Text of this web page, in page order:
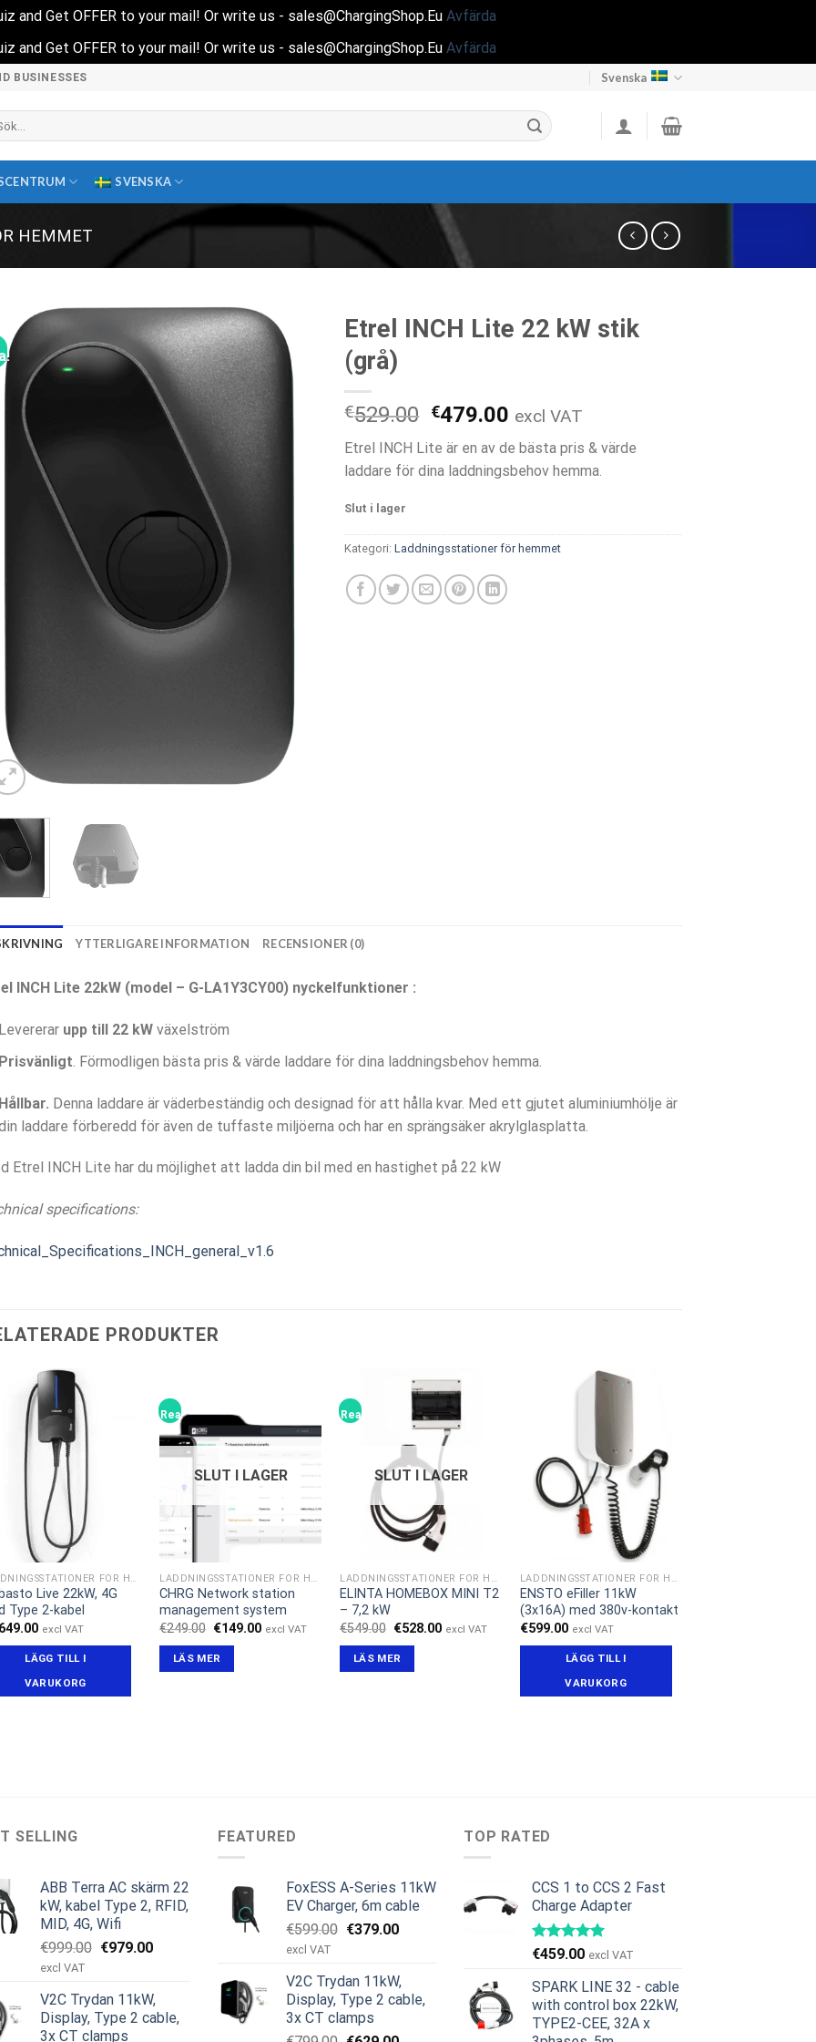
and Get OFFER to your mail! Or write us - sales@ChargingShop.Eu Avfärda
and Get OFFER to your mail! Or write us - sales@ChargingShop.Eu Avfärda
BUSINESSES Svenska
SVENSKA
HEMMET
Etrel INCH Lite 22 kW stik
(grå)
€529.00 Det
ursprungliga
priset
var:
€479.00 Det
nuvarande
priset
är:
excl VAT
Etrel INCH Lite är en av de bästa pris & värde
laddare för dina laddningsbehov hemma.
Slut i lager
Kategori:Laddningsstationer för hemmet
YTTERLIGARE INFORMATION RECENSIONER (0)
INCH Lite 22kW (model – G-LA1Y3CY00) nyckelfunktioner :
Levererar upp till 22 kW växelström
Prisvänligt. Förmodligen bästa pris & värde laddare för dina laddningsbehov hemma.
Hållbar. Denna laddare är väderbeständig och designad för att hålla kvar. Med ett gjutet aluminiumhölje är
laddare förberedd för även de tuffaste miljöerna och har en sprängsäker akrylglasplatta.
Etrel INCH Lite har du möjlighet att ladda din bil med en hastighet på 22 kW
specifications:
PRODUKTER
LADDNINGSSTATIONER FÖR HEMMET
Live 22kW, 4G
Type 2-kabel
excl VAT
LÄGG TILL I
VARUKORG
Rea!
SLUT I LAGER
LADDNINGSSTATIONER FÖR HEMMET
CHRG Network station
management system
€249.00 Det
priset
var:
€149.00Det
excl VAT
LÄS MER
Rea!
SLUT I LAGER
LADDNINGSSTATIONER FÖR HEMMET
ELINTA HOMEBOX MINI T2
– 7,2 kW
€549.00 Det
priset
var:
€528.00Det
excl VAT
LÄS MER
LADDNINGSSTATIONER FÖR HEMMET
ENSTO eFiller 11kW
(3x16A) med 380v-kontakt
€599.00 excl VAT
LÄGG TILL I
VARUKORG
SELLING
ABB Terra AC skärm 22
kW, kabel Type 2, RFID,
MID, 4G, Wifi
€999.00 Det
var:
€999.00.
€979.00Det
är:
€979.00.
excl VAT
V2C Trydan 11kW,
Display, Type 2 cable,
3x CT clamps
FEATURED
FoxESS A-Series 11kW
EV Charger, 6m cable
€599.00 Det
var:
€599.00.
€379.00Det
är:
€379.00.
excl VAT
V2C Trydan 11kW,
Display, Type 2 cable,
3x CT clamps
TOP RATED
CCS 1 to CCS 2 Fast
Charge Adapter
€459.00 excl VAT
SPARK LINE 32 - cable
with control box 22kW,
TYPE2-CEE, 32A x